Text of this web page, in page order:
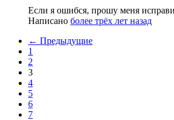
Если я ошибся, прошу меня
Написано более трёх лет назад
← Предыдущие
1
2
3
4
5
6
7